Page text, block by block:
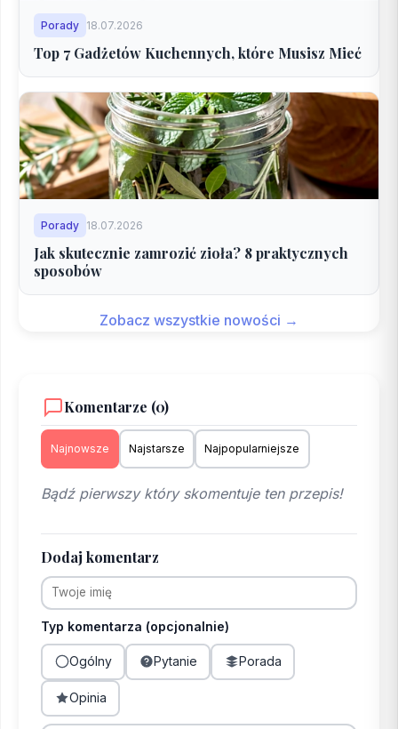
Porady 18.07.2026
Top 7 Gadżetów Kuchennych, które Musisz Mieć
Porady 18.07.2026
Jak skutecznie zamrozić zioła? 8 praktycznych
sposobów
Zobacz wszystkie nowości →
Komentarze (0)
Najnowsze Najstarsze Najpopularniejsze
Bądź pierwszy który skomentuje ten przepis!
Dodaj komentarz
Typ komentarza (opcjonalnie)
Ogólny Pytanie Porada
Opinia